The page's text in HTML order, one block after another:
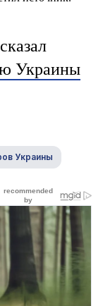
Украины
Украины